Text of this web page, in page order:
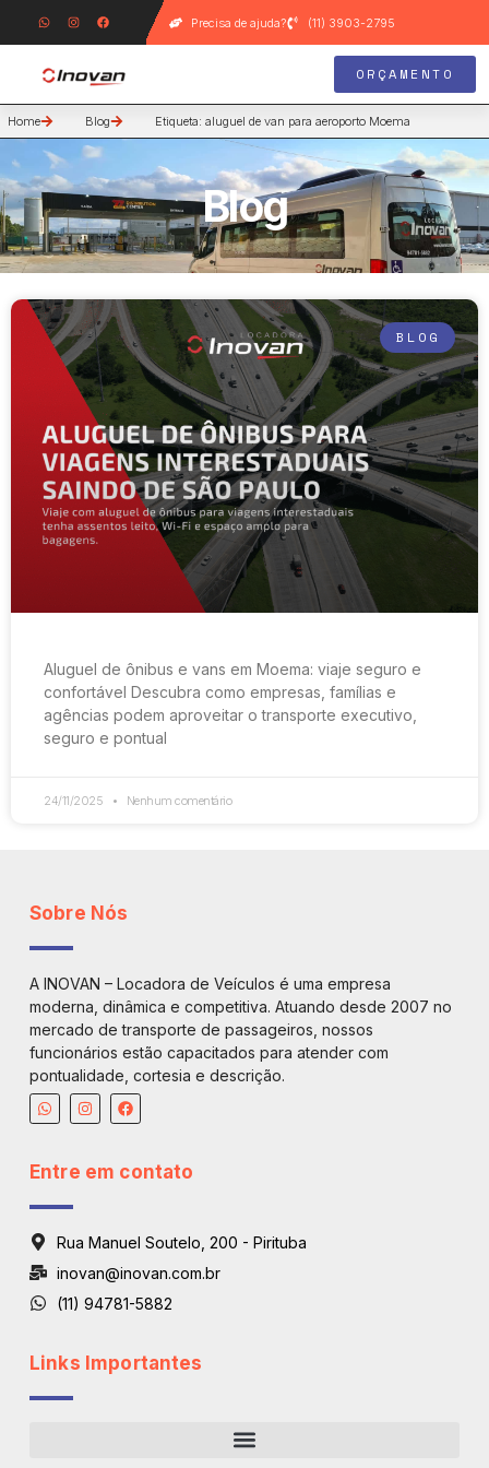
Precisa de ajuda? (11) 3903-2795
ORÇAMENTO
Home Blog Etiqueta: aluguel de van para aeroporto Moema
Blog
BLOG
Aluguel de ônibus e vans em Moema: viaje seguro e
confortável Descubra como empresas, famílias e
agências podem aproveitar o transporte executivo,
seguro e pontual
24/11/2025 Nenhum comentário
Sobre Nós
A INOVAN – Locadora de Veículos é uma empresa
moderna, dinâmica e competitiva. Atuando desde 2007 no
mercado de transporte de passageiros, nossos
funcionários estão capacitados para atender com
pontualidade, cortesia e descrição.
Entre em contato
Rua Manuel Soutelo, 200 - Pirituba
inovan@inovan.com.br
(11) 94781-5882
Links Importantes